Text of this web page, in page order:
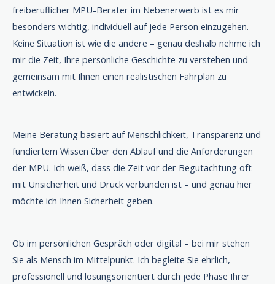
freiberuflicher MPU-Berater im Nebenerwerb ist es mir
besonders wichtig, individuell auf jede Person einzugehen.
Keine Situation ist wie die andere – genau deshalb nehme ich
mir die Zeit, Ihre persönliche Geschichte zu verstehen und
gemeinsam mit Ihnen einen realistischen Fahrplan zu
entwickeln.
Meine Beratung basiert auf Menschlichkeit, Transparenz und
fundiertem Wissen über den Ablauf und die Anforderungen
der MPU. Ich weiß, dass die Zeit vor der Begutachtung oft
mit Unsicherheit und Druck verbunden ist – und genau hier
möchte ich Ihnen Sicherheit geben.
Ob im persönlichen Gespräch oder digital – bei mir stehen
Sie als Mensch im Mittelpunkt. Ich begleite Sie ehrlich,
professionell und lösungsorientiert durch jede Phase Ihrer